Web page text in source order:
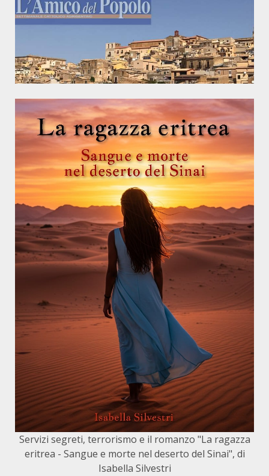
Servizi segreti, terrorismo e il romanzo "La ragazza
eritrea - Sangue e morte nel deserto del Sinai", di
Isabella Silvestri